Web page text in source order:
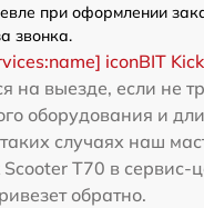
при оформлении
звонка.
iconBIT
на выезде, если не
оборудования и
случаях наш
Scooter T70 в сервис-
обратно.